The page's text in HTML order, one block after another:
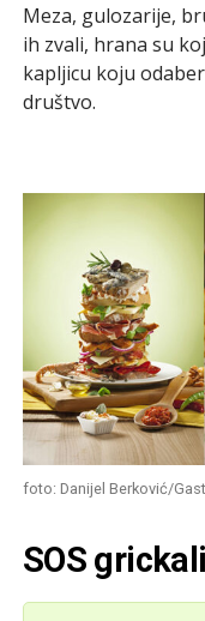
Meza, gulozarije,
ih zvali, hrana su
kapljicu koju
društvo.
foto: Danijel Berković/
SOS